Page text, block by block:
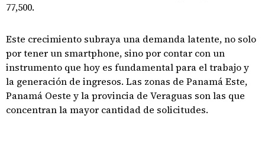
77,500.
Este crecimiento subraya una demanda latente, no solo
por tener un smartphone, sino por contar con un
instrumento que hoy es fundamental para el trabajo y
la generación de ingresos. Las zonas de Panamá Este,
Panamá Oeste y la provincia de Veraguas son las que
concentran la mayor cantidad de solicitudes.